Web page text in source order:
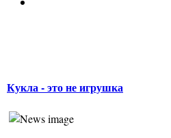
Кукла - это не игрушка